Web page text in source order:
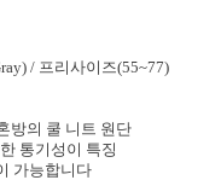
/ 프리사이즈(55~77)
방의 쿨 니트 원단
통기성이 특징
가능합니다